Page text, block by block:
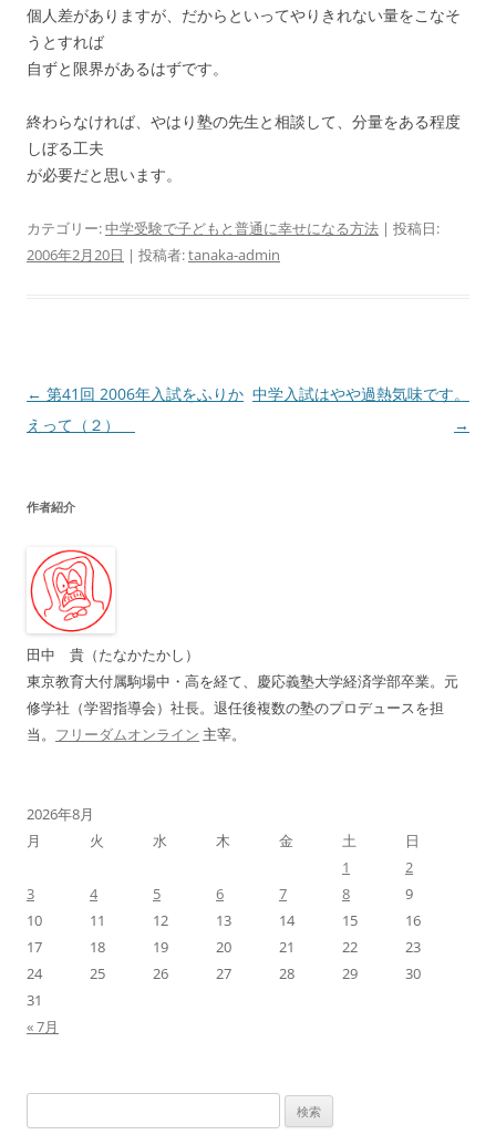
個人差がありますが、だからといってやりきれない量をこなそ
うとすれば
自ずと限界があるはずです。
終わらなければ、やはり塾の先生と相談して、分量をある程度
しぼる工夫
が必要だと思います。
カテゴリー:中学受験で子どもと普通に幸せになる方法 | 投稿日:
2006年2月20日 | 投稿者:tanaka-admin
投
稿
ゲ
シ
ョ
ン
← 第41回 2006年入試をふりか
えって（２）
中学入試はやや過熱気味です。
→
作者紹介
田中 貴（たなかたかし）
東京教育大付属駒場中・高を経て、慶応義塾大学経済学部卒業。元
修学社（学習指導会）社長。退任後複数の塾のプロデュースを担
当。 フリーダムオンライン 主宰。
2026年8月
月
火 水 木 金 土
日
1
2
3
4 5 6 7 8
9
10
11 12 13 14 15
16
17
18 19 20 21 22
23
24
25 26 27 28 29
30
31
« 7月
索: